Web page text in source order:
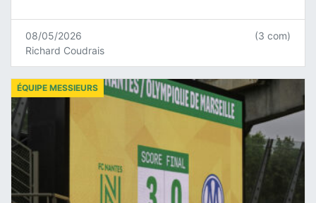
08/05/2026
Richard Coudrais
(3 com)
ÉQUIPE MESSIEURS